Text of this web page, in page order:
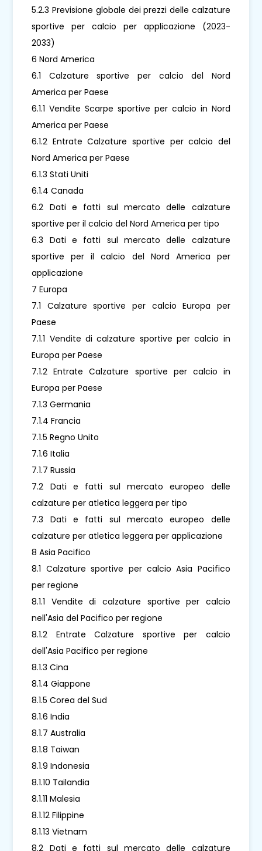
5.2.3 Previsione globale dei prezzi delle calzature
sportive per calcio per applicazione (2023-
2033)
6 Nord America
6.1 Calzature sportive per calcio del Nord
America per Paese
6.1.1 Vendite Scarpe sportive per calcio in Nord
America per Paese
6.1.2 Entrate Calzature sportive per calcio del
Nord America per Paese
6.1.3 Stati Uniti
6.1.4 Canada
6.2 Dati e fatti sul mercato delle calzature
sportive per il calcio del Nord America per tipo
6.3 Dati e fatti sul mercato delle calzature
sportive per il calcio del Nord America per
applicazione
7 Europa
7.1 Calzature sportive per calcio Europa per
Paese
7.1.1 Vendite di calzature sportive per calcio in
Europa per Paese
7.1.2 Entrate Calzature sportive per calcio in
Europa per Paese
7.1.3 Germania
7.1.4 Francia
7.1.5 Regno Unito
7.1.6 Italia
7.1.7 Russia
7.2 Dati e fatti sul mercato europeo delle
calzature per atletica leggera per tipo
7.3 Dati e fatti sul mercato europeo delle
calzature per atletica leggera per applicazione
8 Asia Pacifico
8.1 Calzature sportive per calcio Asia Pacifico
per regione
8.1.1 Vendite di calzature sportive per calcio
nell'Asia del Pacifico per regione
8.1.2 Entrate Calzature sportive per calcio
dell'Asia Pacifico per regione
8.1.3 Cina
8.1.4 Giappone
8.1.5 Corea del Sud
8.1.6 India
8.1.7 Australia
8.1.8 Taiwan
8.1.9 Indonesia
8.1.10 Tailandia
8.1.11 Malesia
8.1.12 Filippine
8.1.13 Vietnam
8.2 Dati e fatti sul mercato delle calzature